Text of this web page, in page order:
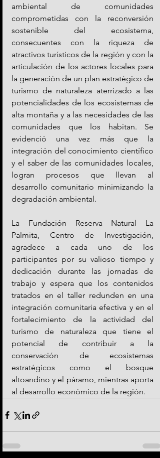
ambiental de comunidades
comprometidas con la reconversión
sostenible del ecosistema,
consecuentes con la riqueza de
atractivos turísticos de la región y con la
articulación de los actores locales para
la generación de un plan estratégico de
turismo de naturaleza aterrizado a las
potencialidades de los ecosistemas de
alta montaña y a las necesidades de las
comunidades que los habitan. Se
evidenció una vez más que la
integración del conocimiento científico
y el saber de las comunidades locales,
logran procesos que llevan al
desarrollo comunitario minimizando la
degradación ambiental.
La Fundación Reserva Natural La
Palmita, Centro de Investigación,
agradece a cada uno de los
participantes por su valioso tiempo y
dedicación durante las jornadas de
trabajo y espera que los contenidos
tratados en el taller redunden en una
integración comunitaria efectiva y en el
fortalecimiento de la actividad del
turismo de naturaleza que tiene el
potencial de contribuir a la
conservación de ecosistemas
estratégicos como el bosque
altoandino y el páramo, mientras aporta
al desarrollo económico de la región.